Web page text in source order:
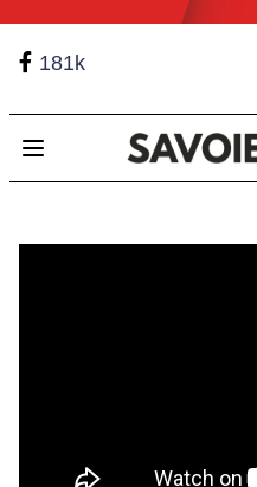
181k
Open main menu